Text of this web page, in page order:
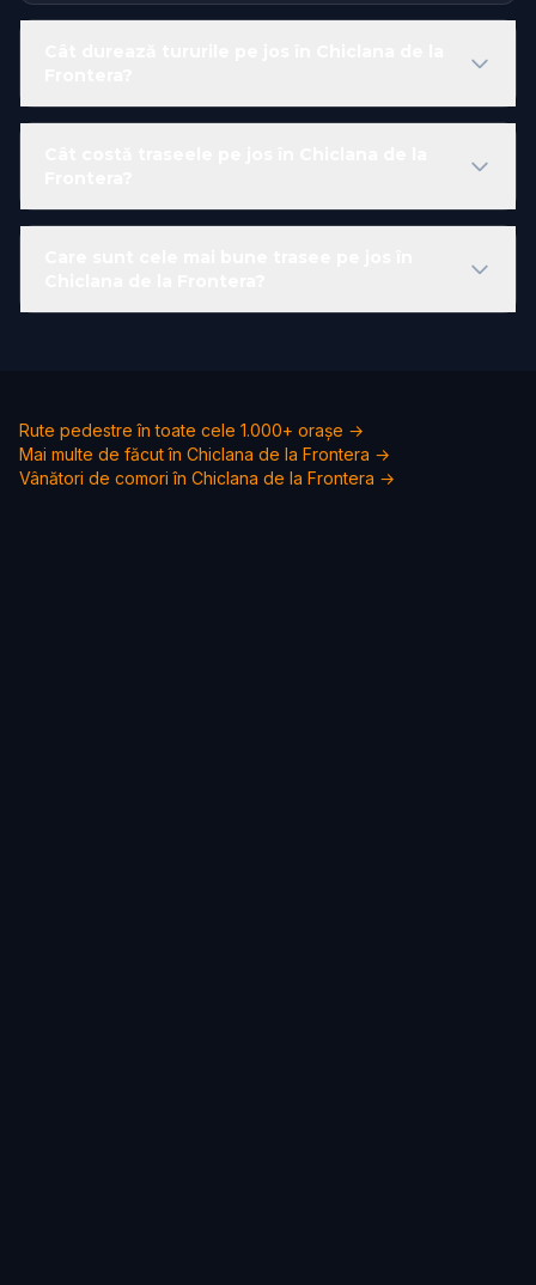
Rute pedestre în toate cele 1.000+ orașe →
Mai multe de făcut în Chiclana de la Frontera →
Vânători de comori în Chiclana de la Frontera →